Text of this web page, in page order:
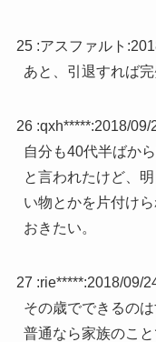
25 :アスファルト :
あと、引退すれば完
26 :qxh*****:2018/09/
自分も40代半ばか
と言われたけど、
い物とかを片付け
おきたい。
27 :rie*****:2018/09/
その歳でできるの
普通なら家族のこ